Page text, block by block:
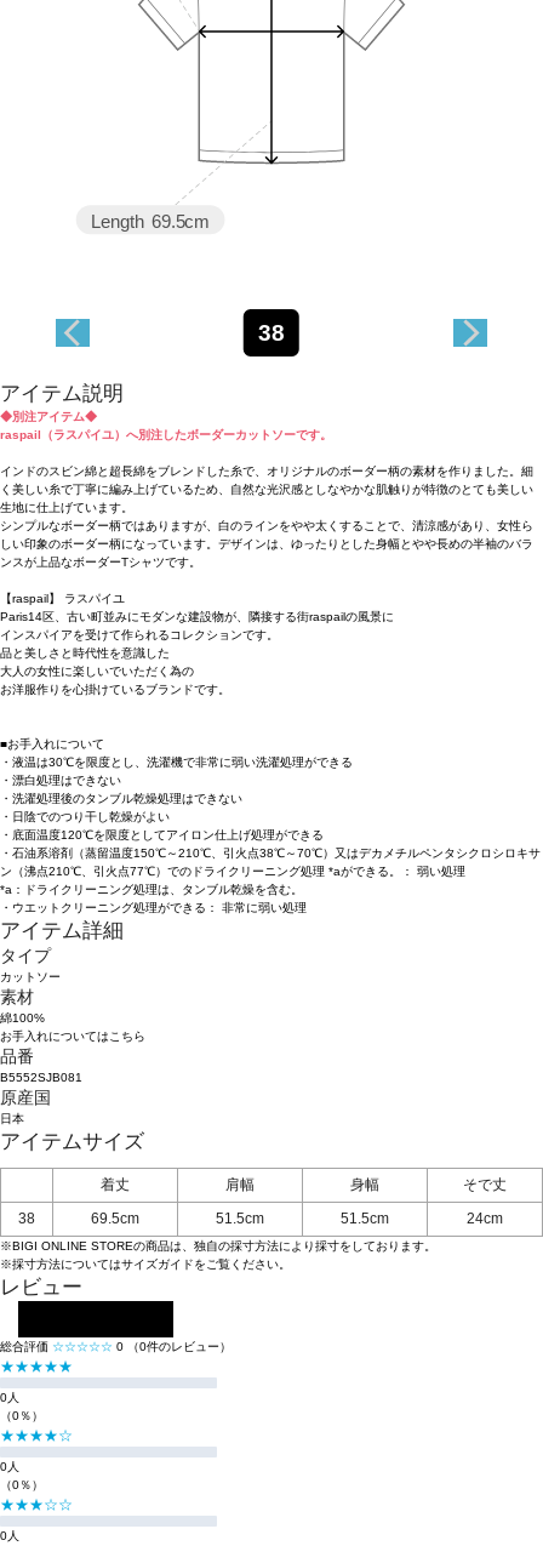
Length 69.5cm
38
アイテム説明
◆別注アイテム◆
raspail（ラスパイユ）へ別注したボーダーカットソーです。
インドのスビン綿と超長綿をブレンドした糸で、オリジナルのボーダー柄の素材を作りました。細
く美しい糸で丁寧に編み上げているため、自然な光沢感としなやかな肌触りが特徴のとても美しい
生地に仕上げています。
シンプルなボーダー柄ではありますが、白のラインをやや太くすることで、清涼感があり、女性ら
しい印象のボーダー柄になっています。デザインは、ゆったりとした身幅とやや長めの半袖のバラ
ンスが上品なボーダーTシャツです。
【raspail】 ラスパイユ
Paris14区、古い町並みにモダンな建設物が、隣接する街raspailの風景に
インスパイアを受けて作られるコレクションです。
品と美しさと時代性を意識した
大人の女性に楽しいでいただく為の
お洋服作りを心掛けているブランドです。
■お手入れについて
・液温は30℃を限度とし、洗濯機で非常に弱い洗濯処理ができる
・漂白処理はできない
・洗濯処理後のタンブル乾燥処理はできない
・日陰でのつり干し乾燥がよい
・底面温度120℃を限度としてアイロン仕上げ処理ができる
・石油系溶剤（蒸留温度150℃～210℃、引火点38℃～70℃）又はデカメチルペンタシクロシロキサ
ン（沸点210℃、引火点77℃）でのドライクリーニング処理 *aができる。： 弱い処理
*a：ドライクリーニング処理は、タンブル乾燥を含む。
・ウエットクリーニング処理ができる： 非常に弱い処理
アイテム詳細
タイプ
カットソー
素材
綿100%
お手入れについてはこちら
品番
B5552SJB081
原産国
日本
アイテムサイズ
着丈 肩幅 身幅
そで丈
38
69.5cm 51.5cm 51.5cm 24cm
※BIGI ONLINE STOREの商品は、独自の採寸方法により採寸をしております。
※採寸方法についてはサイズガイドをご覧ください。
レビュー
総合評価 ☆☆☆☆☆ 0 （0件のレビュー）
★★★★★
0人
（0％）
★★★★☆
0人
（0％）
★★★☆☆
0人